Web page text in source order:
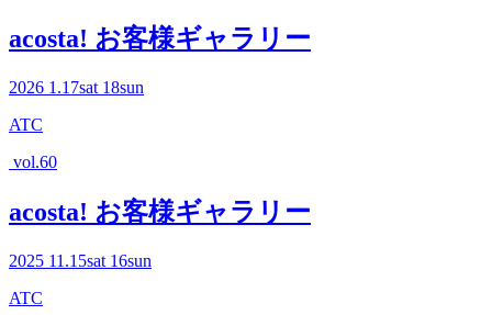
acosta! お客様ギャラリー
2026 1.17sat 18sun
ATC
vol.60
acosta! お客様ギャラリー
2025 11.15sat 16sun
ATC